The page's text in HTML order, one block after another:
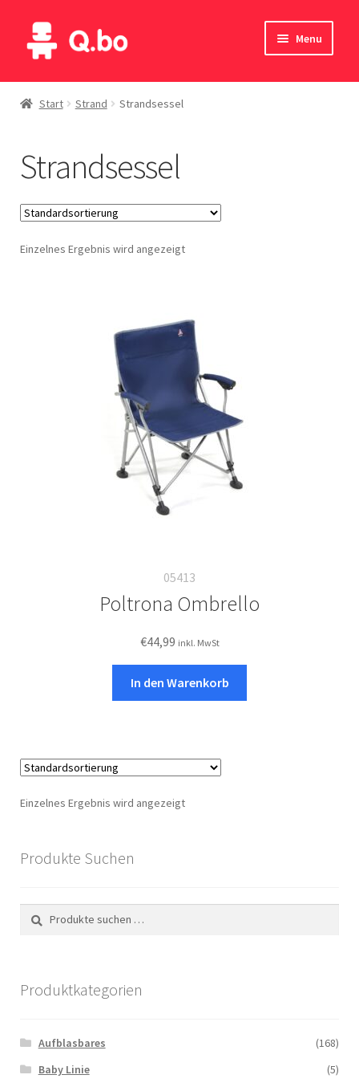
Skip
to
Skip
to
Menu
Home
Produkte
Katalog
Kontakte
Start Strand Strandsessel
Strandsessel
Einzelnes Ergebnis wird angezeigt
05413
Poltrona Ombrello
€44,99 inkl. MwSt
In den Warenkorb
Einzelnes Ergebnis wird angezeigt
Produkte Suchen
Suchen
nach:
Suchen
Produktkategorien
Aufblasbares
(168)
Baby Linie
(5)